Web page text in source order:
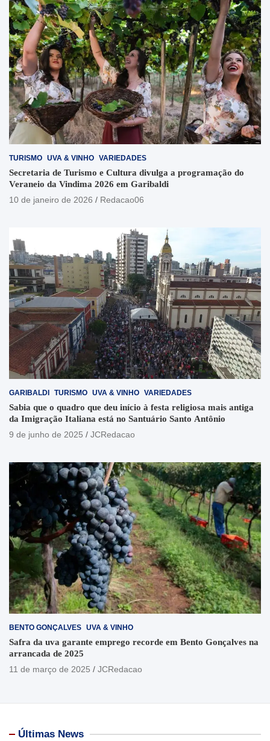
TURISMO UVA & VINHO VARIEDADES
Secretaria de Turismo e Cultura divulga a programação do
Veraneio da Vindima 2026 em Garibaldi
10 de janeiro de 2026
Redacao06
GARIBALDI TURISMO UVA & VINHO VARIEDADES
Sabia que o quadro que deu início à festa religiosa mais antiga
da Imigração Italiana está no Santuário Santo Antônio
9 de junho de 2025
JCRedacao
BENTO GONÇALVES UVA & VINHO
Safra da uva garante emprego recorde em Bento Gonçalves na
arrancada de 2025
11 de março de 2025
JCRedacao
Últimas News